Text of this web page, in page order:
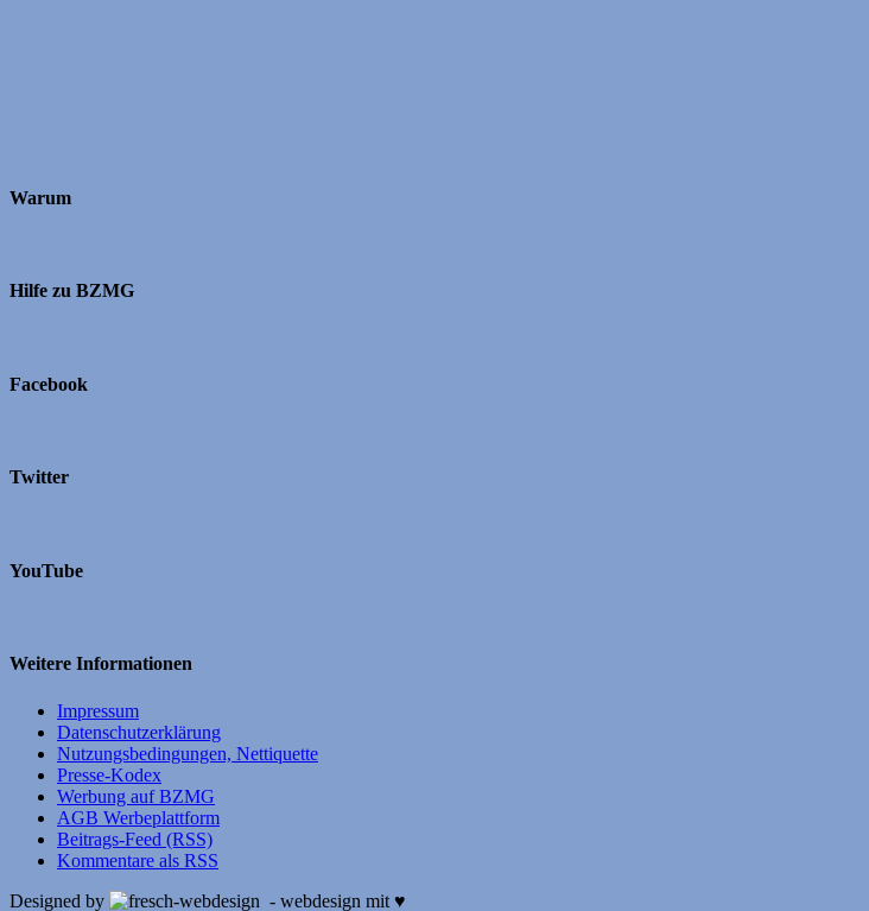
Warum
Hilfe zu BZMG
Facebook
Twitter
YouTube
Weitere Informationen
Impressum
Datenschutzerklärung
Nutzungsbedingungen, Nettiquette
Presse-Kodex
Werbung auf BZMG
AGB Werbeplattform
Beitrags-Feed (RSS)
Kommentare als RSS
Designed by
- webdesign mit ♥